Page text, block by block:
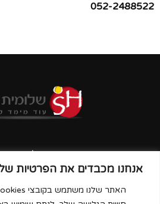
אנחנו מכבדים את הפרטיות
052-2488522
אוצרות קהילתית
פרטי עיצוב ואמנות
צרו קשר